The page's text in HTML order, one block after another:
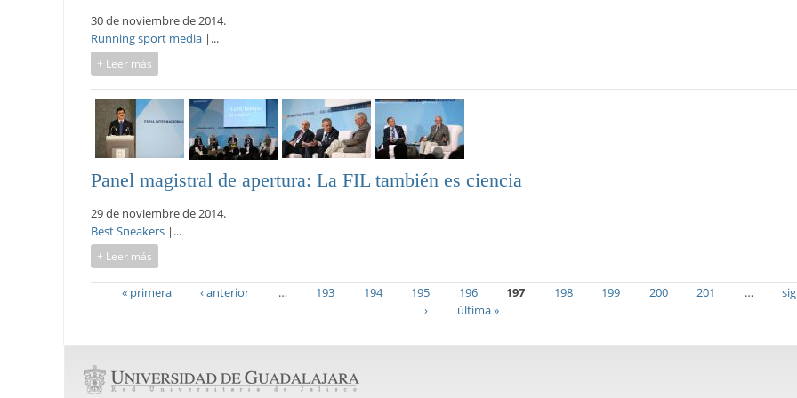
30 de noviembre de 2014.
Running sport media |...
+ Leer más
Panel magistral de apertura: La FIL también es ciencia
29 de noviembre de 2014.
Best Sneakers |...
+ Leer más
Páginas
« primera ‹ anterior … 193 194 195 196 197 198 199 200 201 …
›
última »